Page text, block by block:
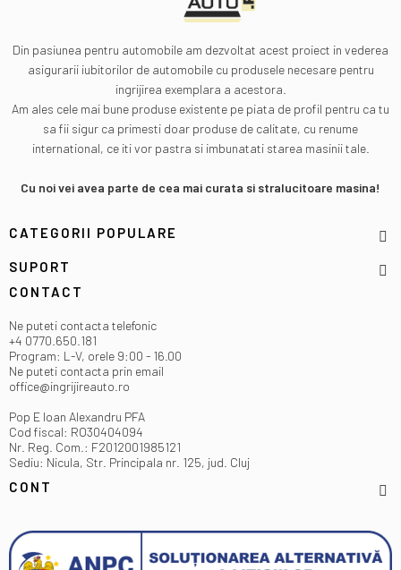
Din pasiunea pentru automobile am dezvoltat acest proiect in vederea
asigurarii iubitorilor de automobile cu produsele necesare pentru
ingrijirea exemplara a acestora.
Am ales cele mai bune produse existente pe piata de profil pentru ca tu
sa fii sigur ca primesti doar produse de calitate, cu renume
international, ce iti vor pastra si imbunatati starea masinii tale.
Cu noi vei avea parte de cea mai curata si stralucitoare masina!
CATEGORII POPULARE
SUPORT
CONTACT
Ne puteti contacta telefonic
+4 0770.650.181
Program: L-V, orele 9:00 - 16.00
Ne puteti contacta prin email
office@ingrijireauto.ro
Pop E Ioan Alexandru PFA
Cod fiscal: RO30404094
Nr. Reg. Com.: F2012001985121
Sediu: Nicula, Str. Principala nr. 125, jud. Cluj
CONT